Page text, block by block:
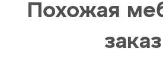
Похожая
заказ